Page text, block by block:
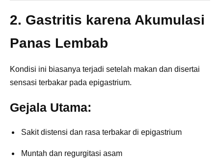
2. Gastritis karena Akumulasi
Panas Lembab
Kondisi ini biasanya terjadi setelah makan dan disertai
sensasi terbakar pada epigastrium.
Gejala Utama:
Sakit distensi dan rasa terbakar di epigastrium
Muntah dan regurgitasi asam